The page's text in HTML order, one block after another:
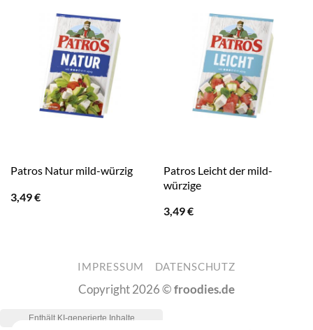
Patros Natur mild-würzig
3,49€
Patros Leicht der mild-
würzige
3,49€
IMPRESSUM DATENSCHUTZ
Copyright 2026 ©froodies.de